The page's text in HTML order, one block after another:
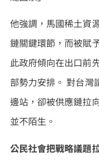
他強調，馬國稀土資
鏈關鍵環節，而被賦
此政府傾向在出口前
部勢力安排。 對台灣
邊站，卻被供應鏈拉
並不陌生。
公民社會把戰略議題